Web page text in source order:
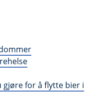
gjøre for å flytte bier i